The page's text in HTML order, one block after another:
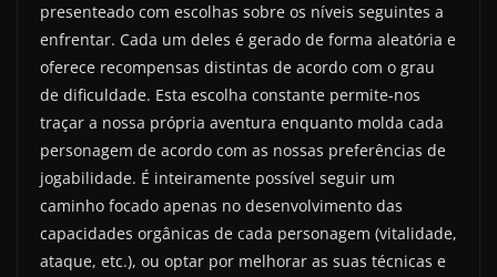
presenteado com escolhas sobre os níveis seguintes a
enfrentar. Cada um deles é gerado de forma aleatória e
oferece recompensas distintas de acordo com o grau
de dificuldade. Esta escolha constante permite-nos
traçar a nossa própria aventura enquanto molda cada
personagem de acordo com as nossas preferências de
jogabilidade. É inteiramente possível seguir um
caminho focado apenas no desenvolvimento das
capacidades orgânicas de cada personagem (vitalidade,
ataque, etc.), ou optar por melhorar as suas técnicas e